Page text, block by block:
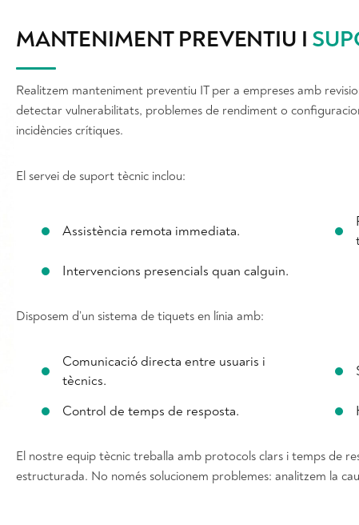
MANTENIMENT PREVENTIU I
Realitzem manteniment preventiu IT per a empreses amb
detectar vulnerabilitats, problemes de rendiment o
incidències crítiques.
El servei de suport tècnic inclou:
Assistència remota immediata.
Intervencions presencials quan calguin.
Disposem d’un sistema de tiquets en línia amb:
Comunicació directa entre usuaris i
tècnics.
Control de temps de resposta.
El nostre equip tècnic treballa amb protocols clars i temps de
estructurada. No només solucionem problemes: analitzem la